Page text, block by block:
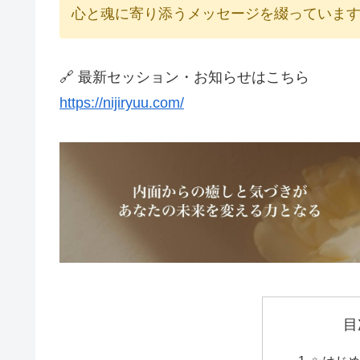
心と魂に寄り添うメッセージを綴っていま
🔗 最新セッション・お知らせはこちら
https://nijiryuu.com/